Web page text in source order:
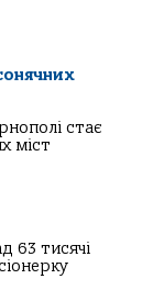
стає
міст
63 тисячі